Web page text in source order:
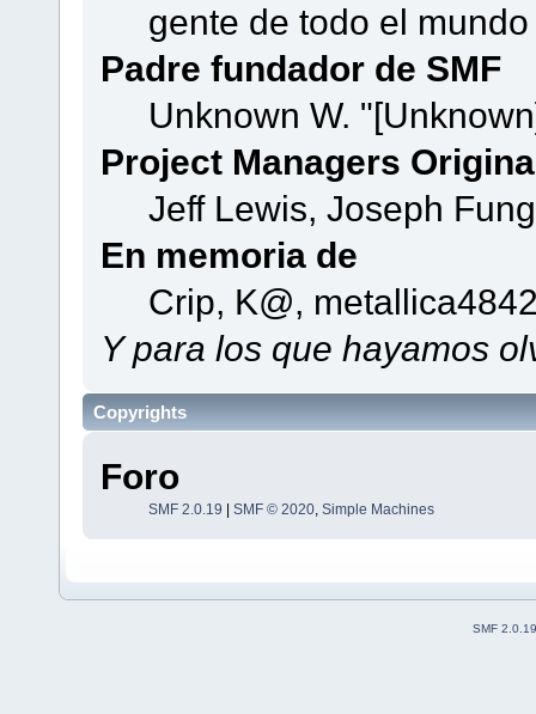
gente de todo el
Padre fundador de SMF
Unknown W.
Project Managers
Jeff Lewis, Joseph
En memoria de
Crip, K@,
Y para los que hayamos
Copyrights
Foro
SMF 2.0.19 | SMF © 2020, Simple Machines
SMF 2.0.19